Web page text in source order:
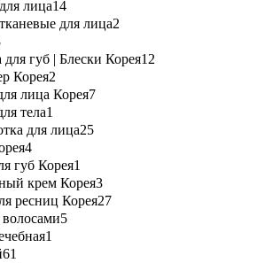
лица14
для лица2
губ | Блески Корея12
Корея2
лица Корея7
тела1
для лица25
4
губ Корея1
крем Корея3
ресниц Корея27
волосами5
1
61